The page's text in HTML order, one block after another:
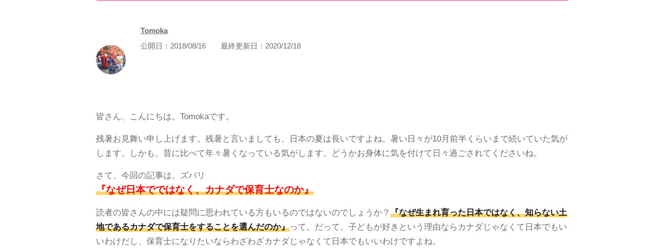
Tomoka
公開日： 2018/08/16 最終更新日： 2020/12/18
皆さん、こんにちは。Tomokaです。
残暑お見舞い申し上げます。残暑と言いましても、日本の夏は長いですよね。暑い日々が10月前半くらいまで続いていた気が
します。しかも、昔に比べて年々暑くなっている気がします。どうかお身体に気を付けて日々過ごされてくださいね。
さて、今回の記事は、ズバリ
『なぜ日本でではなく、カナダで保育士なのか』
読者の皆さんの中には疑問に思われている方もいるのではないのでしょうか？『なぜ生まれ育った日本ではなく、知らない土
地であるカナダで保育士をすることを選んだのか』って。だって、子どもが好きという理由ならカナダじゃなくて日本でもい
いわけだし、保育士になりたいならわざわざカナダじゃなくて日本でもいいわけですよね。